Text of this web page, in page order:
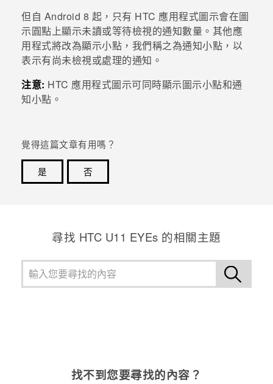
企業採購
銷售通路
支援服務
VIVELAND
登入
但自 Android 8 起，只有 HTC 應用程式圖示會在圖
示圓點上顯示未讀或等待檢視的通知數量。其他應
用程式將改為顯示小點，我們稱之為通知小點，以
表示有尚未檢視或處理的通知。
注意: HTC 應用程式圖示可同時顯示圖示小點和通
知小點。
覺得這篇文章有用嗎？
是
否
尋找 HTC U11 EYEs 的相關主題
找不到您要尋找的內容？